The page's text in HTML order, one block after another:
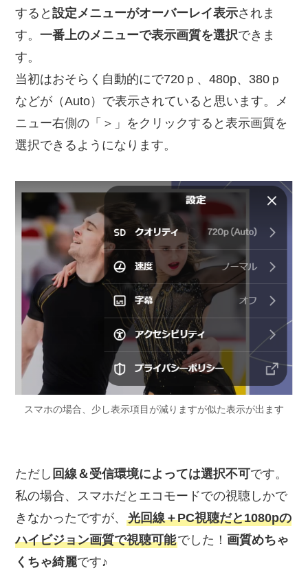
すると設定メニューがオーバーレイ表示されま
す。一番上のメニューで表示画質を選択できま
す。
当初はおそらく自動的にで720ｐ、480p、380ｐ
などが（Auto）で表示されていると思います。メ
ニュー右側の「＞」をクリックすると表示画質を
選択できるようになります。
スマホの場合、少し表示項目が減りますが似た表示が出ます
ただし 回線＆受信環境によっては選択不可です。
私の場合、スマホだとエコモードでの視聴しかで
きなかったですが、光回線＋PC視聴だと1080pの
ハイビジョン画質で視聴可能でした！画質めちゃ
くちゃ綺麗です♪